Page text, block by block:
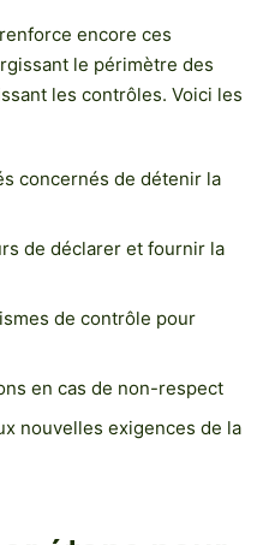
encore ces
le périmètre des
les contrôles. Voici les
concernés de détenir la
de déclarer et fournir la
de contrôle pour
en cas de non-respect
nouvelles exigences de la